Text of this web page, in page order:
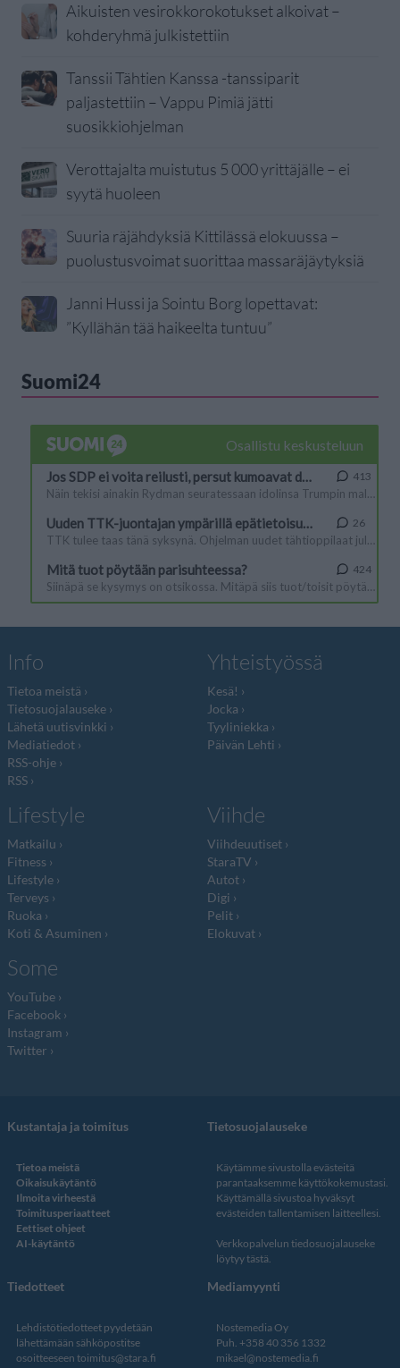
Aikuisten vesirokkorokotukset alkoivat –
kohderyhmä julkistettiin
Tanssii Tähtien Kanssa -tanssiparit
paljastettiin – Vappu Pimiä jätti
suosikkiohjelman
Verottajalta muistutus 5 000 yrittäjälle – ei
syytä huoleen
Suuria räjähdyksiä Kittilässä elokuussa –
puolustusvoimat suorittaa massaräjäytyksiä
Janni Hussi ja Sointu Borg lopettavat:
”Kyllähän tää haikeelta tuntuu”
Suomi24
Info
Tietoa meistä
Tietosuojalauseke
Lähetä uutisvinkki
Mediatiedot
RSS-ohje
RSS
Yhteistyössä
Kesä!
Jocka
Tyyliniekka
Päivän Lehti
Lifestyle
Matkailu
Fitness
Lifestyle
Terveys
Ruoka
Koti & Asuminen
Viihde
Viihdeuutiset
StaraTV
Autot
Digi
Pelit
Elokuvat
Some
YouTube
Facebook
Instagram
Twitter
Kustantaja ja toimitus
Tietoa meistä
Oikaisukäytäntö
Ilmoita virheestä
Toimitusperiaatteet
Eettiset ohjeet
AI-käytäntö
Tietosuojalauseke
Käytämme sivustolla evästeitä
parantaaksemme käyttökokemustasi.
Käyttämällä sivustoa hyväksyt
evästeiden tallentamisen laitteellesi.
Verkkopalvelun tiedosuojalauseke
löytyy tästä.
Tiedotteet
Lehdistötiedotteet pyydetään
lähettämään sähköpostitse
osoitteeseen toimitus@stara.fi
Mediamyynti
Nostemedia Oy
Puh. +358 40 356 1332
mikael@nostemedia.fi